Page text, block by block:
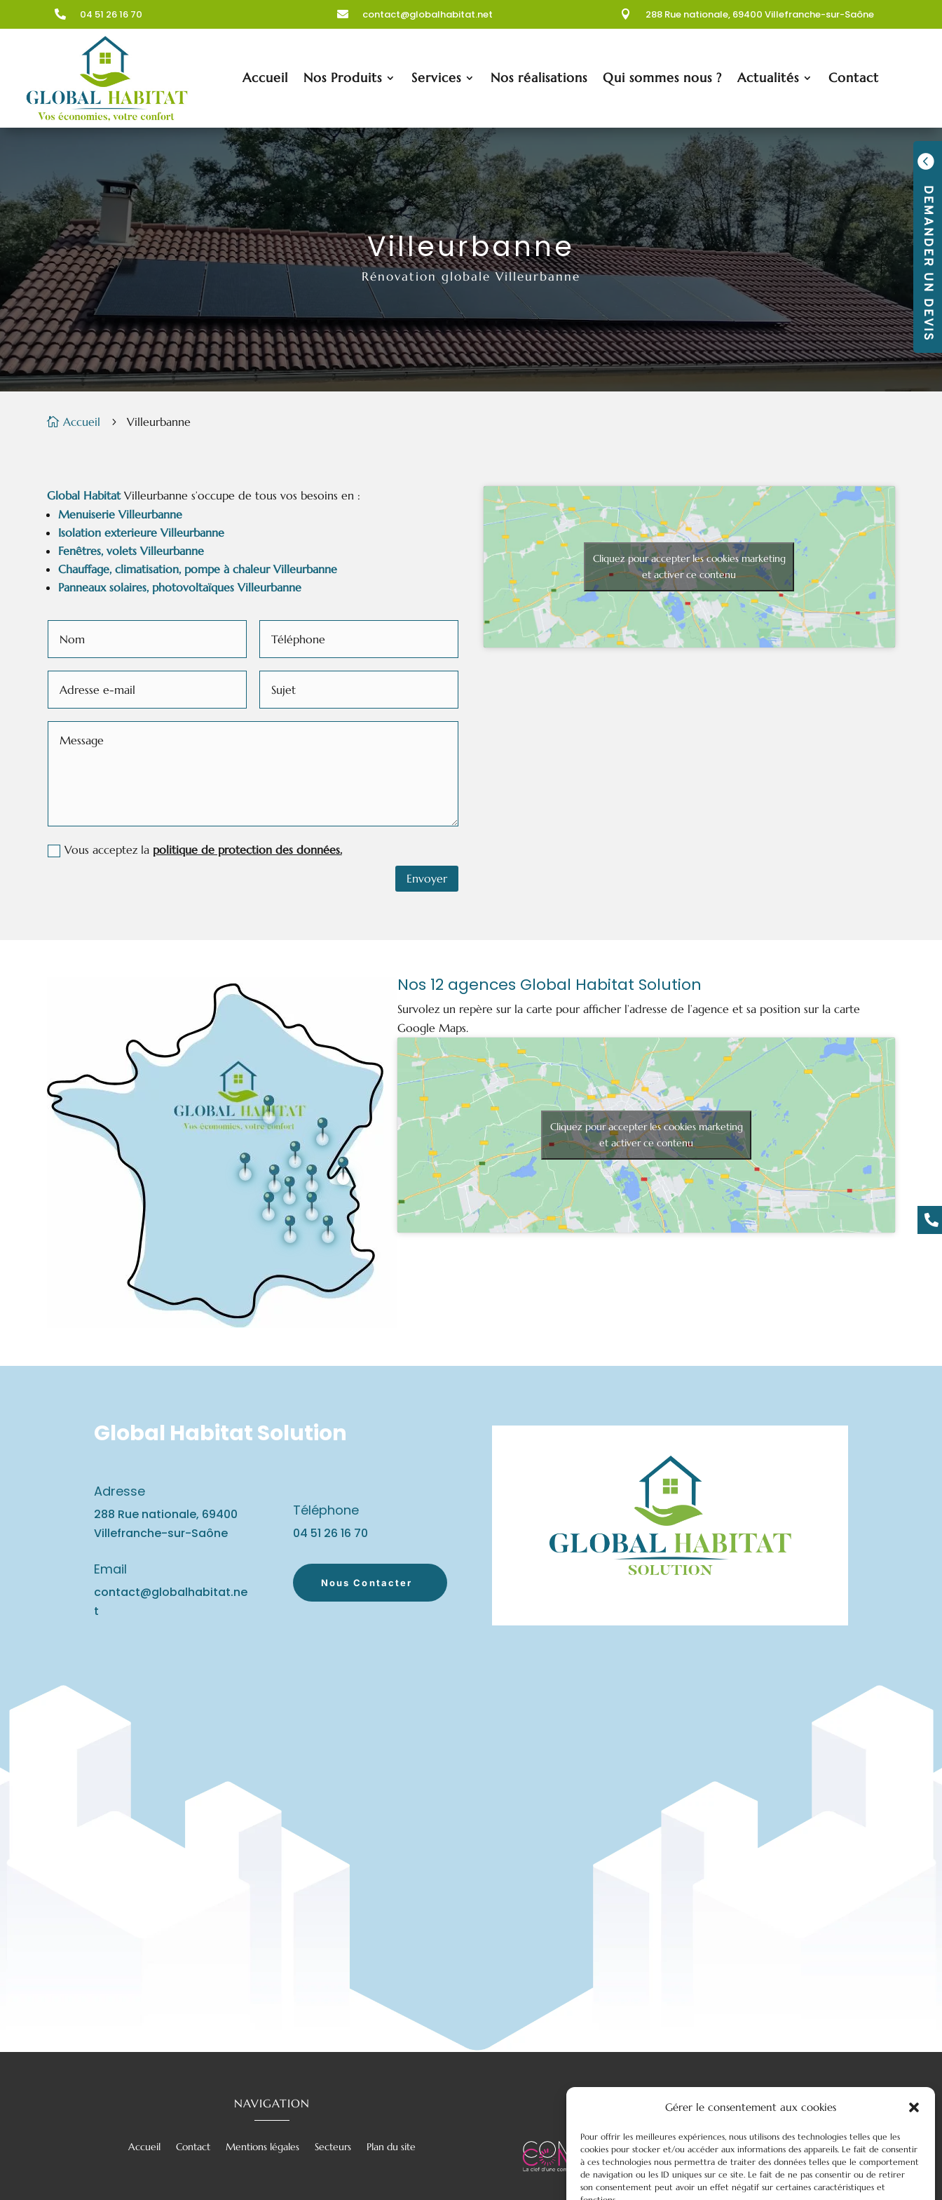
Gérer le consentement aux cookies
Pour offrir les meilleures expériences, nous utilisons des technologies telles que les
cookies pour stocker et/ou accéder aux informations des appareils. Le fait de consentir
à ces technologies nous permettra de traiter des données telles que le comportement
de navigation ou les ID uniques sur ce site. Le fait de ne pas consentir ou de retirer
son consentement peut avoir un effet négatif sur certaines caractéristiques et
 04 51 26 16 70  contact@globalhabitat.net  288 Rue nationale, 69400 Villefranche-sur-Saône
Accueil Nos Produits Services Nos réalisations Qui sommes nous ? Actualités Contact

DEMANDER UN DEVIS
Villeurbanne
Rénovation globale Villeurbanne
 Accueil 5 Villeurbanne
Global HabitatVilleurbanne s’occupe de tous vos besoins en :
Menuiserie Villeurbanne
Isolation exterieure Villeurbanne
Fenêtres, volets Villeurbanne
Chauffage, climatisation, pompe à chaleur Villeurbanne
Panneaux solaires, photovoltaïques Villeurbanne
Vous acceptez la politique de protection des données.
Envoyer
Cliquez pour accepter les cookies marketing
et activer ce contenu
Nos 12 agences Global Habitat Solution
Survolez un repère sur la carte pour afficher l’adresse de l’agence et sa position sur la carte
Google Maps.
Cliquez pour accepter les cookies marketing
et activer ce contenu
Global Habitat Solution
Adresse
288 Rue nationale, 69400
Villefranche-sur-Saône
Email
contact@globalhabitat.ne
t
Téléphone
04 51 26 16 70
Nous Contacter
NAVIGATION
Accueil Contact Mentions légales Secteurs Plan du site
RÉALISATION
